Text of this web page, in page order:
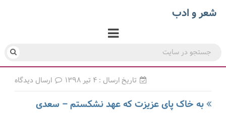
شعر و ادب
تاریخ ارسال : ۴ تیر ۱۳۹۸ ارسال دیدگاه
به خاک پای عزیزت که عهد نشکستم – سعدی